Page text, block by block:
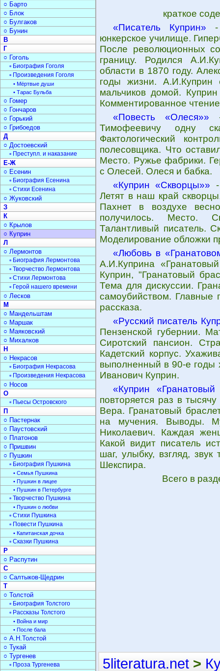
краткое
«Писатель Куприн» -
юнкерское училище.
После революционных
границу. Родился
области в 1870 году.
годы жизни. А.И.Куприн
мальчиков домой.
Комментированное
«Повесть «Олеся»» -
Тимофеевичу одну
Фактологический
полесовщика. Что
Место. Ружье фабрики.
с Олесей. Олеся и бабка.
«Куприн «Скворцы»»
Летят в наш край
Пахнет в воздухе
получилось. Место.
Талантливый писатель.
Моделирование обложки
«Любовь в
А.И.Куприна
Куприн, "Гранатовый
Тема для дискуссии.
самоубийством. Главные
рассказа.
«Русский писатель
Пензенской губернии.
Сиротский пансион.
Кадетский корпус.
выполненный в 90-е годы
Иванович Куприн.
«Куприн «Гранатовый
повторяется раз в
Вера. Гранатовый
на мучения. Выводы.
Николаевич. Каждая
Какой видит писатель
шаг, улыбку, взгляд,
Шекспира.
Всего в
○ Барто
○ Блок
○ Булгаков
○ Бунин
В
Г
○ Гоголь
▫ Биография Гоголя
▫ Произведения Гоголя
• Мёртвые души
• Тарас Бульба
○ Гомер
○ Гончаров
○ Горький
○ Грибоедов
Д
○ Достоевский
▫ Преступл. и наказание
Е-Ж
○ Есенин
▫ Биография Есенина
▫ Стихи Есенина
○ Жуковский
З
К
○ Крылов
○ Куприн
Л
○ Лермонтов
▫ Биография Лермонтова
▫ Творчество Лермонтова
▫ Стихи Лермонтова
▫ Герой нашего времени
○ Лесков
М
○ Мандельштам
○ Маршак
○ Маяковский
○ Михалков
Н
○ Некрасов
▫ Биография Некрасова
▫ Произведения Некрасова
○ Носов
О
▫ Пьесы Островского
П
○ Пастернак
○ Паустовский
○ Платонов
○ Пришвин
○ Пушкин
▫ Биография Пушкина
• Семья Пушкина
• Пушкин в лицее
• Пушкин в Петербурге
▫ Творчество Пушкина
• Пушкин о любви
▫ Стихи Пушкина
▫ Повести Пушкина
• Капитанская дочка
▫ Сказки Пушкина
Р
○ Распутин
С
○ Салтыков-Щедрин
Т
○ Толстой
▫ Биография Толстого
▫ Рассказы Толстого
• Война и мир
• После бала
○ А.Н.Толстой
○ Тукай
○ Тургенев
▫ Проза Тургенева 5literatura.net >